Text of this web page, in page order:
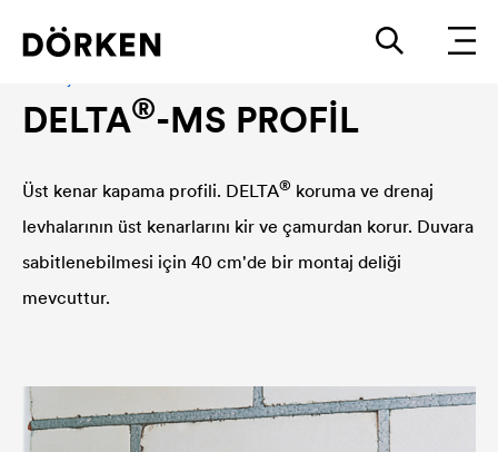
DELTA®-MS PROFİL
Üst kenar kapama profili. DELTA® koruma ve drenaj
levhalarının üst kenarlarını kir ve çamurdan korur. Duvara
sabitlenebilmesi için 40 cm'de bir montaj deliği
mevcuttur.